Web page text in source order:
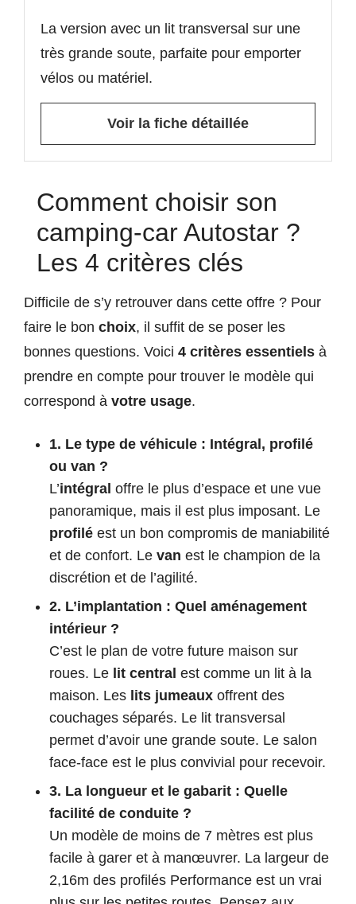
La version avec un lit transversal sur une
très grande soute, parfaite pour emporter
vélos ou matériel.
Voir la fiche détaillée
Comment choisir son
camping-car Autostar ?
Les 4 critères clés
Difficile de s’y retrouver dans cette offre ? Pour
faire le bon choix, il suffit de se poser les
bonnes questions. Voici 4 critères essentiels à
prendre en compte pour trouver le modèle qui
correspond à votre usage.
1. Le type de véhicule : Intégral, profilé
ou van ?
L’intégral offre le plus d’espace et une vue
panoramique, mais il est plus imposant. Le
profilé est un bon compromis de maniabilité
et de confort. Le van est le champion de la
discrétion et de l’agilité.
2. L’implantation : Quel aménagement
intérieur ?
C’est le plan de votre future maison sur
roues. Le lit central est comme un lit à la
maison. Les lits jumeaux offrent des
couchages séparés. Le lit transversal
permet d’avoir une grande soute. Le salon
face-face est le plus convivial pour recevoir.
3. La longueur et le gabarit : Quelle
facilité de conduite ?
Un modèle de moins de 7 mètres est plus
facile à garer et à manœuvrer. La largeur de
2,16m des profilés Performance est un vrai